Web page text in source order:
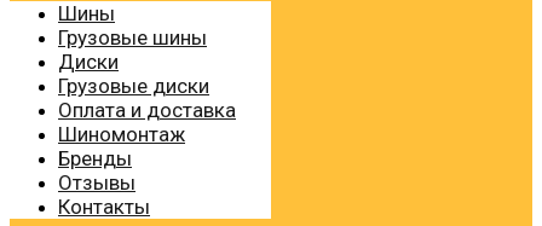
Шины
Грузовые шины
Диски
Грузовые диски
Оплата и доставка
Шиномонтаж
Бренды
Отзывы
Контакты